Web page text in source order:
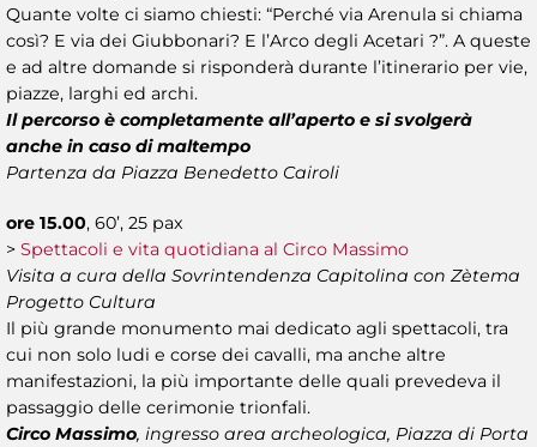
Quante volte ci siamo chiesti: “Perché via Arenula si chiama
così? E via dei Giubbonari? E l’Arco degli Acetari ?”. A queste
e ad altre domande si risponderà durante l’itinerario per vie,
piazze, larghi ed archi.
Il percorso è completamente all’aperto e si svolgerà
anche in caso di maltempo
Partenza da Piazza Benedetto Cairoli
ore 15.00, 60’, 25 pax
> Spettacoli e vita quotidiana al Circo Massimo
Visita a cura della Sovrintendenza Capitolina con Zètema
Progetto Cultura
Il più grande monumento mai dedicato agli spettacoli, tra
cui non solo ludi e corse dei cavalli, ma anche altre
manifestazioni, la più importante delle quali prevedeva il
passaggio delle cerimonie trionfali.
Circo Massimo, ingresso area archeologica, Piazza di Porta